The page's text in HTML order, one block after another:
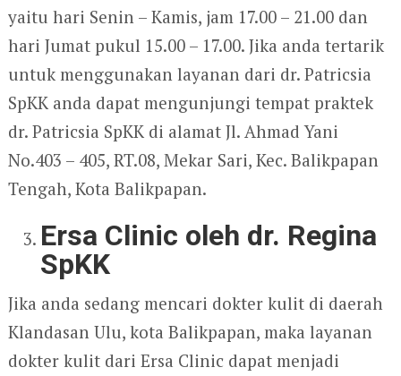
yaitu hari Senin – Kamis, jam 17.00 – 21.00 dan
hari Jumat pukul 15.00 – 17.00. Jika anda tertarik
untuk menggunakan layanan dari dr. Patricsia
SpKK anda dapat mengunjungi tempat praktek
dr. Patricsia SpKK di alamat Jl. Ahmad Yani
No.403 – 405, RT.08, Mekar Sari, Kec. Balikpapan
Tengah, Kota Balikpapan.
Ersa Clinic oleh dr. Regina
SpKK
Jika anda sedang mencari dokter kulit di daerah
Klandasan Ulu, kota Balikpapan, maka layanan
dokter kulit dari Ersa Clinic dapat menjadi